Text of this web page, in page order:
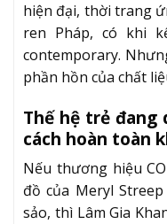
hiện đại, thời trang
ren Pháp, có khi
contemporary.
phần hồn của chất
Thế hệ trẻ đang
cách hoàn toàn
Nếu thương hiệu
đồ của Meryl
sảo, thì Lâm Gia